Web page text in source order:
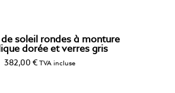
de soleil rondes à monture
dorée et verres gris
382,00 € TVA incluse